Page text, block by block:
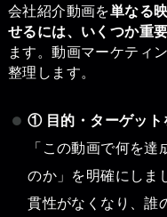
会社紹介動画を単なる
せるには、いくつか重
ます。動画マーケティ
整理します。
① 目的・ターゲット
「この動画で何を
のか」を明確にしま
貫性がなくなり、誰